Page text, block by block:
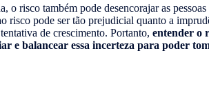
o risco também pode desencorajar as
risco pode ser tão prejudicial quanto a
de crescimento. Portanto, entender o
e balancear essa incerteza para poder